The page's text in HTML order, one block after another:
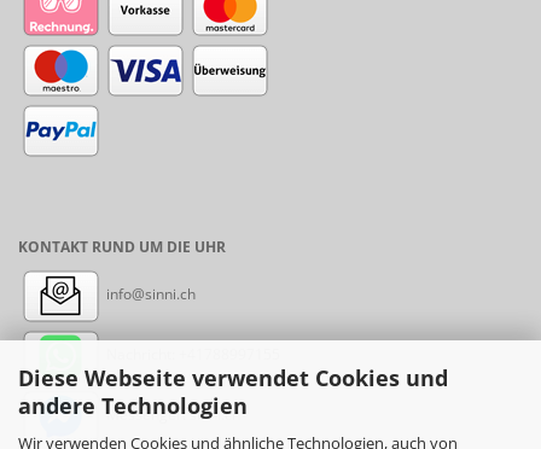
Diese Webseite verwendet Cookies und
andere Technologien
Wir verwenden Cookies und ähnliche Technologien, auch von
KONTAKT RUND UM DIE UHR
info@sinni.ch
Messenger: sinni.ch